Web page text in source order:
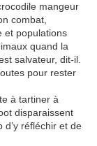
mangeur
combat,
et populations
quand la
salvateur, dit-il.
pour rester
à tartiner à
disparaissent
réfléchir et de